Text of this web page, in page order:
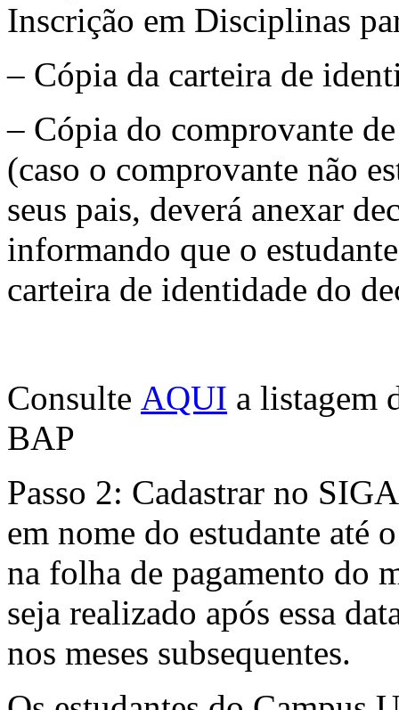
Inscrição em Disciplinas
– Cópia da carteira de
– Cópia do comprovante
(caso o comprovante não
seus pais, deverá anexar
informando que o
carteira de identidade do
Consulte AQUI a listagem
BAP
Passo 2: Cadastrar no
em nome do estudante até
na folha de pagamento do
seja realizado após essa
nos meses subsequentes.